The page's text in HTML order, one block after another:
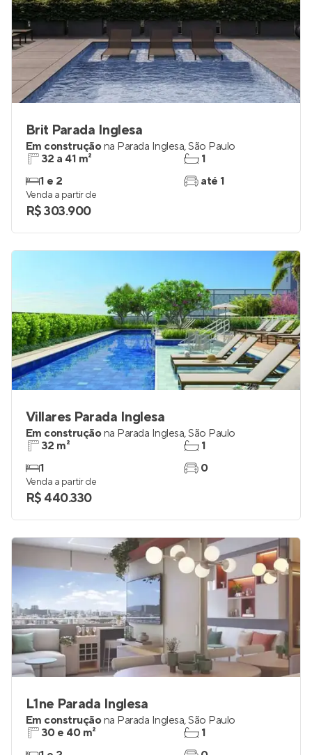
Brit Parada Inglesa
Em construçãona Parada Inglesa,São Paulo
32 a 41 m²
1 e 2
1
até 1
Venda a partir de
R$ 303.900
Villares Parada Inglesa
Em construçãona Parada Inglesa,São Paulo
32 m²
1
1
0
Venda a partir de
R$ 440.330
L1ne Parada Inglesa
Em construçãona Parada Inglesa,São Paulo
30 e 40 m²
1